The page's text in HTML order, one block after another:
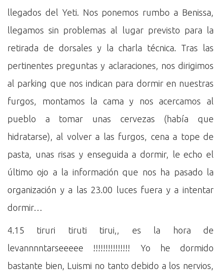
llegados del Yeti. Nos ponemos rumbo a Benissa,
llegamos sin problemas al lugar previsto para la
retirada de dorsales y la charla técnica. Tras las
pertinentes preguntas y aclaraciones, nos dirigimos
al parking que nos indican para dormir en nuestras
furgos, montamos la cama y nos acercamos al
pueblo a tomar unas cervezas (había que
hidratarse), al volver a las furgos, cena a tope de
pasta, unas risas y enseguida a dormir, le echo el
último ojo a la información que nos ha pasado la
organización y a las 23.00 luces fuera y a intentar
dormir…
4.15 tiruri tiruti tirui,, es la hora de
levannnntarseeeee !!!!!!!!!!!!!!! Yo he dormido
bastante bien, Luismi no tanto debido a los nervios,